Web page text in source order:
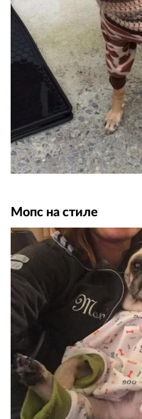
Мопс на стиле